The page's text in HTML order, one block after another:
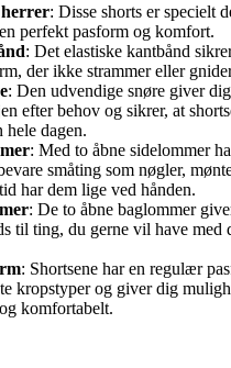
: Disse shorts er specielt
perfekt pasform og komfort.
: Det elastiske kantbånd
der ikke strammer eller
: Den udvendige snøre giver
efter behov og sikrer, at
hele dagen.
: Med to åbne sidelommer
småting som nøgler,
har dem lige ved hånden.
: De to åbne baglommer
til ting, du gerne vil have med
: Shortsene har en regulær
kropstyper og giver dig
komfortabelt.